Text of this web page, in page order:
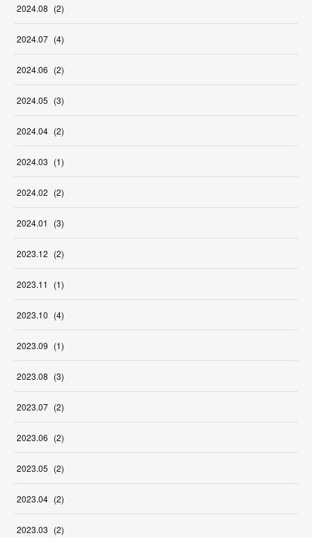
2024.08 (2)
2024.07 (4)
2024.06 (2)
2024.05 (3)
2024.04 (2)
2024.03 (1)
2024.02 (2)
2024.01 (3)
2023.12 (2)
2023.11 (1)
2023.10 (4)
2023.09 (1)
2023.08 (3)
2023.07 (2)
2023.06 (2)
2023.05 (2)
2023.04 (2)
2023.03 (2)